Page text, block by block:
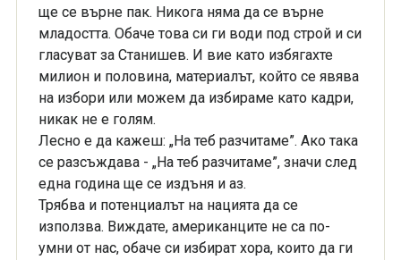
ще се върне пак. Никога няма да се върне
младостта. Обаче това си ги води под строй и си
гласуват за Станишев. И вие като избягахте
милион и половина, материалът, който се явява
на избори или можем да избираме като кадри,
никак не е голям.
Лесно е да кажеш: „На теб разчитаме”. Ако така
се разсъждава - „На теб разчитаме”, значи след
една година ще се издъня и аз.
Трябва и потенциалът на нацията да се
използва. Виждате, американците не са по-
умни от нас, обаче си избират хора, които да ги